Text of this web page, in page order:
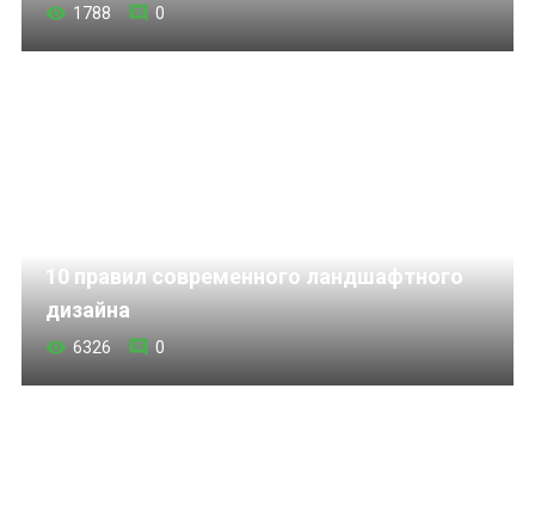
1788 0
10 правил современного ландшафтного
дизайна
6326 0